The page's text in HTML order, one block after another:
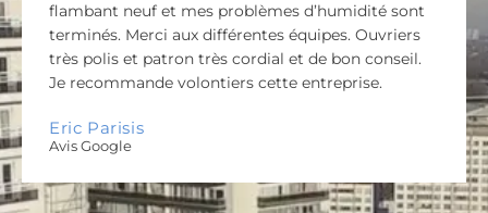
flambant neuf et mes problèmes d’humidité sont
terminés. Merci aux différentes équipes. Ouvriers
très polis et patron très cordial et de bon conseil.
Je recommande volontiers cette entreprise.
Eric Parisis
Avis Google